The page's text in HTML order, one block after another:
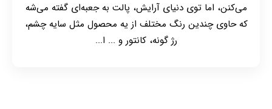
می‌کنن، اما توی دنیای آرایش، پالت به جعبه‌ای گفته می‌شه
که حاوی چندین رنگ مختلف از یه محصول مثل سایه چشم،
رژ گونه، کانتور و ... ا...